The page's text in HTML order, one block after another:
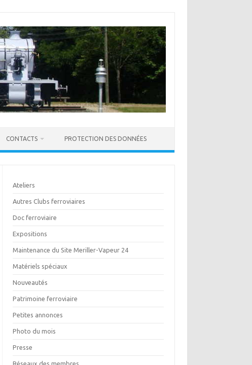
CONTACTS PROTECTION DES DONNÉES
Ateliers
Autres Clubs ferroviaires
Doc ferroviaire
Expositions
Maintenance du Site Meriller-Vapeur 24
Matériels spéciaux
Nouveautés
Patrimoine ferroviaire
Petites annonces
Photo du mois
Presse
Réseaux des membres